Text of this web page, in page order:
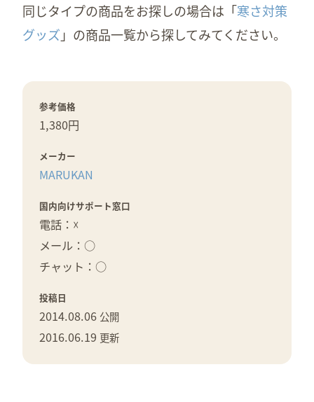
同じタイプの商品をお探しの場合は「寒さ対策
グッズ 」の商品一覧から探してみてください。
参考価格
1,380円
メーカー
MARUKAN
国内向けサポート窓口
電話：☓
メール：○
チャット：○
投稿日
2014.08.06 公開
2016.06.19 更新